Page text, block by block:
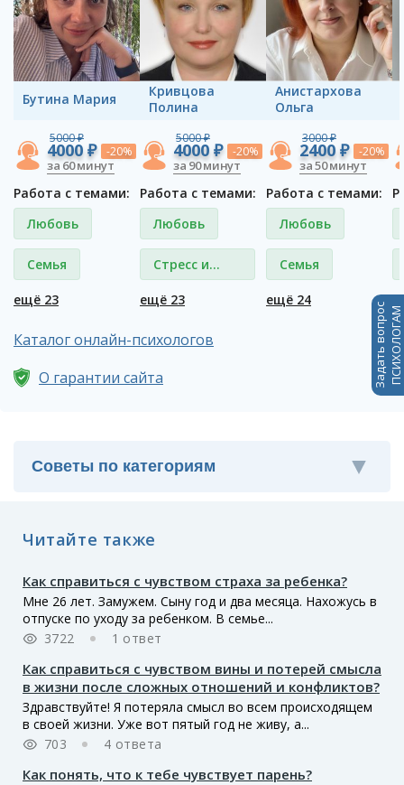
Бутина Мария
5000 ₽
4000 ₽ -20%
за 60 минут
Работа с темами:
Любовь
Семья
ещё 23
Кривцова
Полина
5000 ₽
4000 ₽ -20%
за 90 минут
Работа с темами:
Любовь
Стресс и
депрессия
ещё 23
Анистархова
Ольга
3000 ₽
2400 ₽ -20%
за 50 минут
Работа с темами:
Любовь
Семья
ещё 24
Каталог онлайн-психологов
О гарантии сайта
Читайте также
Как справиться с чувством страха за ребенка?
Мне 26 лет. Замужем. Сыну год и два месяца. Нахожусь в
отпуске по уходу за ребенком. В семье...
3722
1 ответ
Как справиться с чувством вины и потерей смысла
в жизни после сложных отношений и конфликтов?
Здравствуйте! Я потеряла смысл во всем происходящем
в своей жизни. Уже вот пятый год не живу, а...
703
4 ответа
Как понять, что к тебе чувствует парень?
Задать вопросПСИХОЛОГАМ